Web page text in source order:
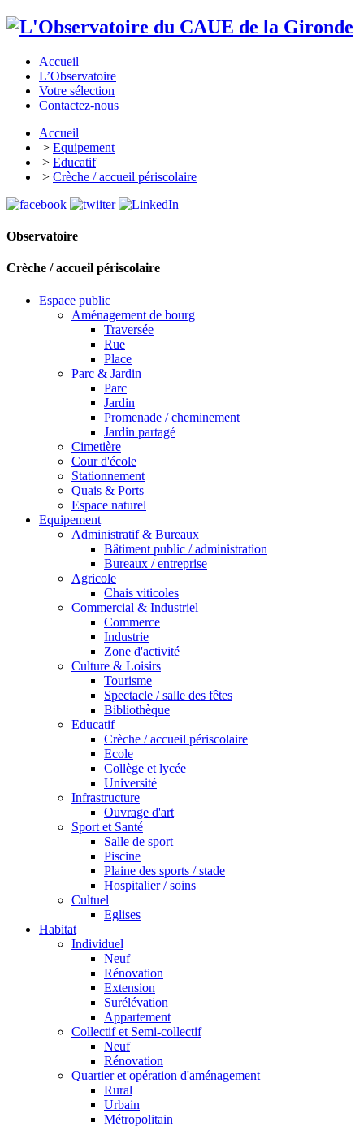
Accueil
L’Observatoire
Votre sélection
Contactez-nous
Accueil
> Equipement
> Educatif
> Crèche / accueil périscolaire
Observatoire
Crèche / accueil périscolaire
Espace public
Aménagement de bourg
Traversée
Rue
Place
Parc & Jardin
Parc
Jardin
Promenade / cheminement
Jardin partagé
Cimetière
Cour d'école
Stationnement
Quais & Ports
Espace naturel
Equipement
Administratif & Bureaux
Bâtiment public / administration
Bureaux / entreprise
Agricole
Chais viticoles
Commercial & Industriel
Commerce
Industrie
Zone d'activité
Culture & Loisirs
Tourisme
Spectacle / salle des fêtes
Bibliothèque
Educatif
Crèche / accueil périscolaire
Ecole
Collège et lycée
Université
Infrastructure
Ouvrage d'art
Sport et Santé
Salle de sport
Piscine
Plaine des sports / stade
Hospitalier / soins
Cultuel
Eglises
Habitat
Individuel
Neuf
Rénovation
Extension
Surélévation
Appartement
Collectif et Semi-collectif
Neuf
Rénovation
Quartier et opération d'aménagement
Rural
Urbain
Métropolitain